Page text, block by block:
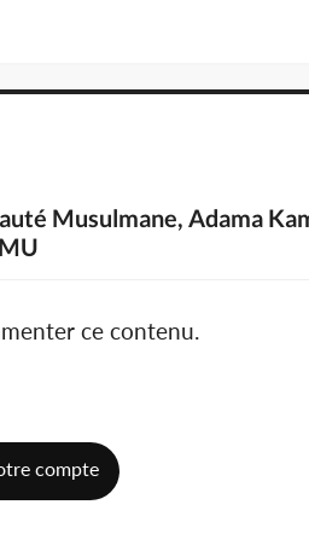
Musulmane, Adama
ce contenu.
compte